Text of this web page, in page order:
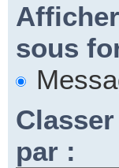
sous
par :